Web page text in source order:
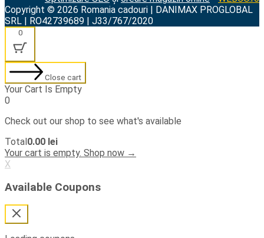
Copyright © 2026 Romania cadouri | DANIMAX PROGLOBAL
SRL | RO42739689 | J33/767/2020
0
Close cart
Your Cart Is Empty
0
Check out our shop to see what's available
Cart
Total:
Total0.00 lei
Your cart is empty. Shop now →
X
Available Coupons